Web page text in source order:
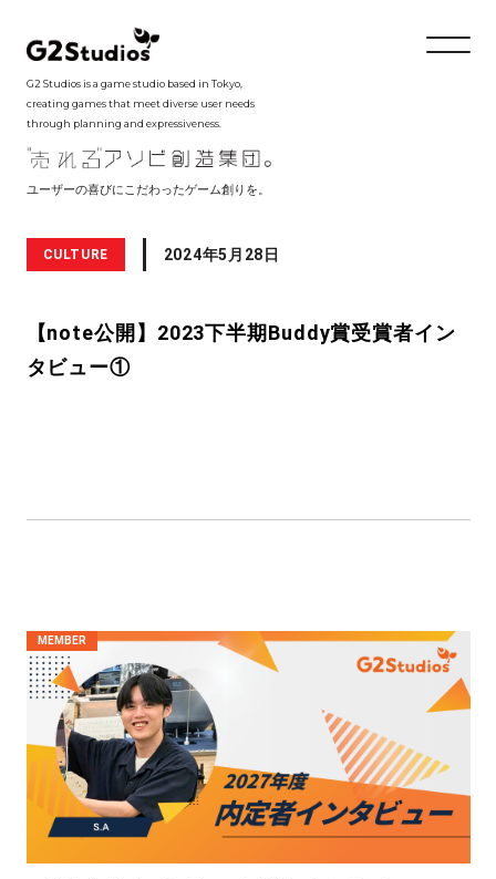
G2 Studios is a game studio based in Tokyo,
creating games that meet diverse user needs
through planning and expressiveness.
ユーザーの喜びにこだわったゲーム創りを。
CULTURE 2024年5月28日
【note公開】2023下半期Buddy賞受賞者イン
タビュー①
MEMBER